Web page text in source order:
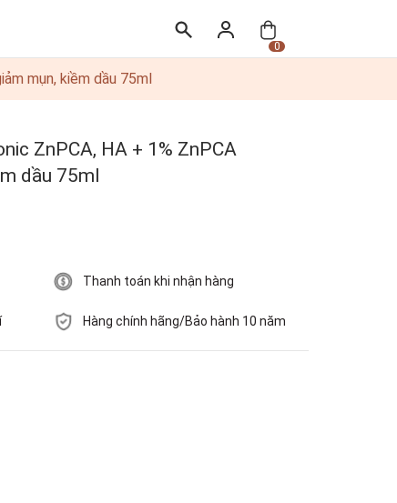
0
mụn, kiềm dầu 75ml
ZnPCA, HA + 1% ZnPCA
dầu 75ml
Thanh toán khi nhận hàng
Hàng chính hãng/Bảo hành 10 năm